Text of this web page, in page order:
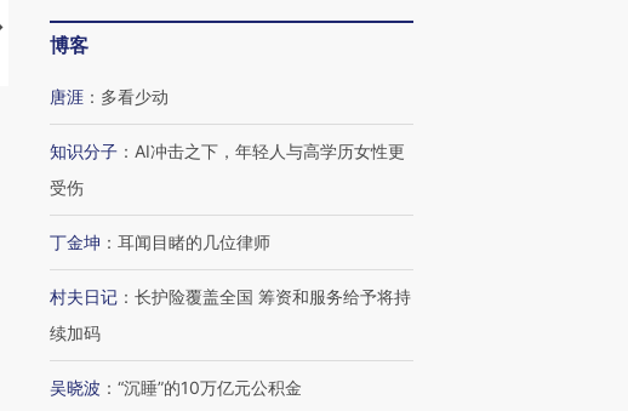
【推广】走进第四届链博
会，让数智科技“链”接产
【商旅对话】华住集团
博客
唐涯 ： 多看少动
知识分子 ： AI冲击之下，年轻人与高学历女性更
受伤
丁金坤 ： 耳闻目睹的几位律师
村夫日记 ： 长护险覆盖全国 筹资和服务给予将持
续加码
吴晓波 ： “沉睡”的10万亿元公积金